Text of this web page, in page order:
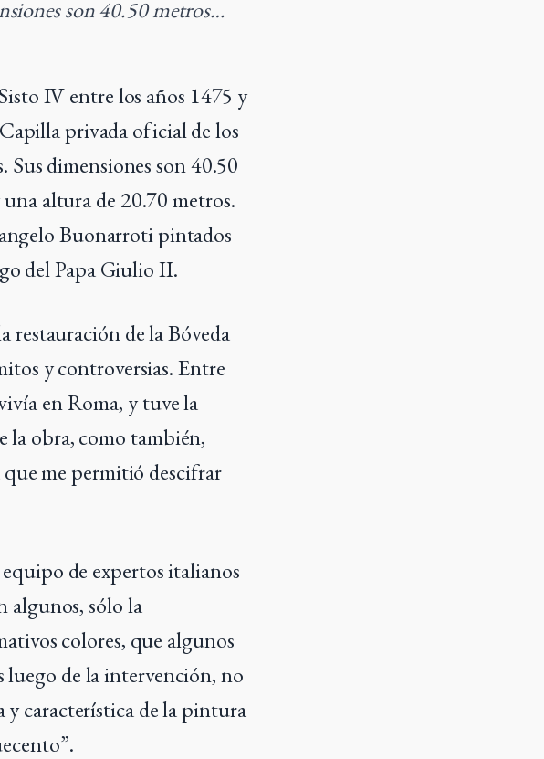
son 40.50 metros…
IV entre los años 1475 y
privada oficial de los
Sus dimensiones son 40.50
altura de 20.70 metros.
Buonarroti pintados
del Papa Giulio II.
restauración de la Bóveda
y controversias. Entre
en Roma, y tuve la
obra, como también,
me permitió descifrar
de expertos italianos
algunos, sólo la
colores, que algunos
luego de la intervención, no
y característica de la pintura